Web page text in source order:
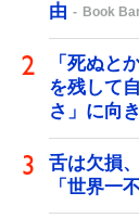
由
Book
「死ぬと
を残して
さ」に向
舌は欠損
「世界一